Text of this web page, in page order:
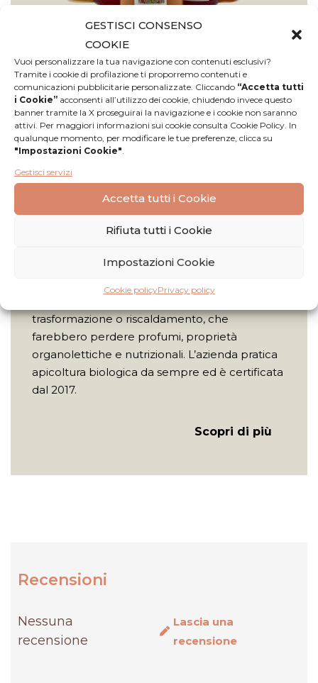
GESTISCI CONSENSO
COOKIE
Vuoi personalizzare la tua navigazione con contenuti esclusivi?
Tramite i cookie di profilazione ti proporremo contenuti e
comunicazioni pubblicitarie personalizzate. Cliccando “Accetta tutti
i Cookie” acconsenti all’utilizzo dei cookie, chiudendo invece questo
banner tramite la X proseguirai la navigazione e i cookie non saranno
attivi. Per maggiori informazioni sui cookie consulta Cookie Policy. In
qualunque momento, per modificare le tue preferenze, clicca su
"Impostazioni Cookie"
Gestisci servizi
Accetta tutti i Cookie
Rifiuta tutti i Cookie
Impostazioni Cookie
Cookie policyPrivacy policy
La filosofia dell’azienda Agricola Mauro Remedi
è semplice e genuina:
Alleviamo api e produciamo mieli locali
Niente chimica e scelta di postazioni il
più possibile incontaminate.
Api sane e in sintonia con l’ambiente
circostante ci ricompensano con mieli
trasformazione o riscaldamento, che
farebbero perdere profumi, proprietà
organolettiche e nutrizionali. L’azienda pratica
apicoltura biologica da sempre ed è certificata
dal 2017.
Scopri di più
Recensioni
Nessuna
recensione
Lascia una
recensione